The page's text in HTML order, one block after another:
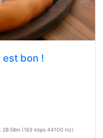
est bon !
28:58m (163 kbps 44100 Hz)